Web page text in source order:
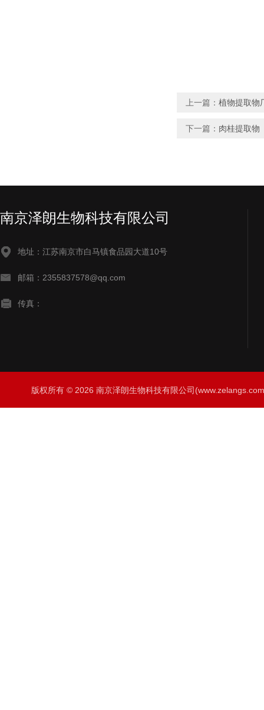
上一篇： 植物提取物
下一篇： 肉桂提取物
南京泽朗生物科技有限公司
地址：江苏南京市白马镇食品园大道10号
邮箱：2355837578@qq.com
传真：
版权所有 © 2026 南京泽朗生物科技有限公司